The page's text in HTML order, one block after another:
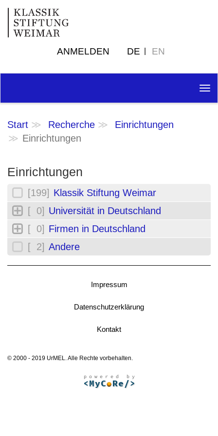
ANMELDEN DE EN
Start Recherche
Einrichtungen
Einrichtungen
Einrichtungen
[199] Klassik Stiftung Weimar
[ 0] Universität in Deutschland
[ 0] Firmen in Deutschland
[ 2] Andere
Impressum
Datenschutzerklärung
Kontakt
© 2000 - 2019 UrMEL. Alle Rechte vorbehalten.